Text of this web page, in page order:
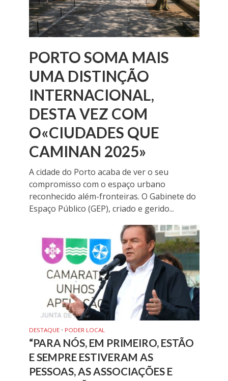
PORTO SOMA MAIS
UMA DISTINÇÃO
INTERNACIONAL,
DESTA VEZ COM
O«CIUDADES QUE
CAMINAN 2025»
A cidade do Porto acaba de ver o seu
compromisso com o espaço urbano
reconhecido além-fronteiras. O Gabinete do
Espaço Público (GEP), criado e gerido...
DESTAQUE • PODER LOCAL
“PARA NÓS, EM PRIMEIRO, ESTÃO
E SEMPRE ESTIVERAM AS
PESSOAS, AS ASSOCIAÇÕES E